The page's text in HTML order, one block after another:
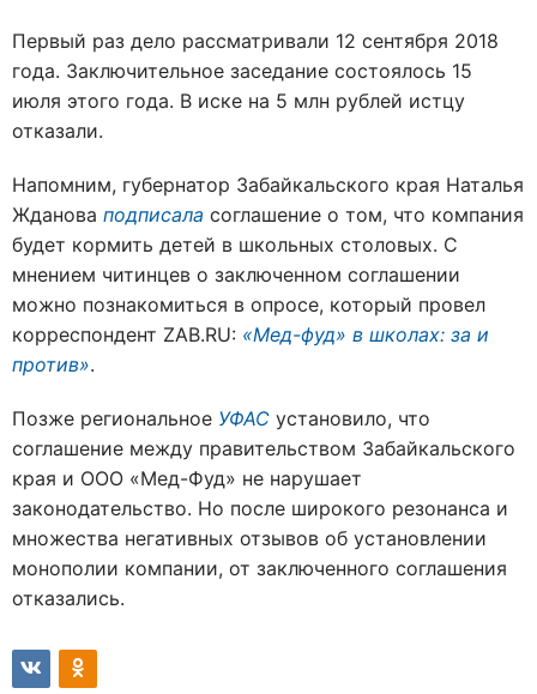
Первый раз дело рассматривали 12 сентября 2018
года. Заключительное заседание состоялось 15
июля этого года. В иске на 5 млн рублей истцу
отказали.
Напомним, губернатор Забайкальского края Наталья
Жданова подписала соглашение о том, что компания
будет кормить детей в школьных столовых. С
мнением читинцев о заключенном соглашении
можно познакомиться в опросе, который провел
корреспондент ZAB.RU: «Мед-фуд» в школах: за и
против».
Позже региональное УФАС установило, что
соглашение между правительством Забайкальского
края и ООО «Мед-Фуд» не нарушает
законодательство. Но после широкого резонанса и
множества негативных отзывов об установлении
монополии компании, от заключенного соглашения
отказались.